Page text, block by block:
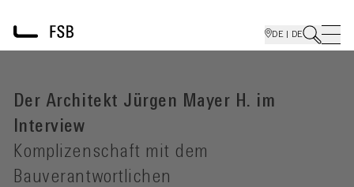
DE | DE
Der Architekt Jürgen Mayer H. im
Interview
Komplizenschaft mit dem
Bauverantwortlichen